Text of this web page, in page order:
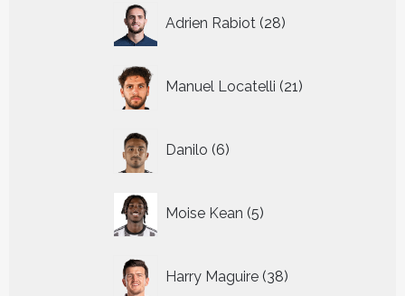
Adrien Rabiot 28
producten
Manuel Locatelli 21
producten
Danilo 6
producten
Moise Kean 5
producten
Harry Maguire 38
producten